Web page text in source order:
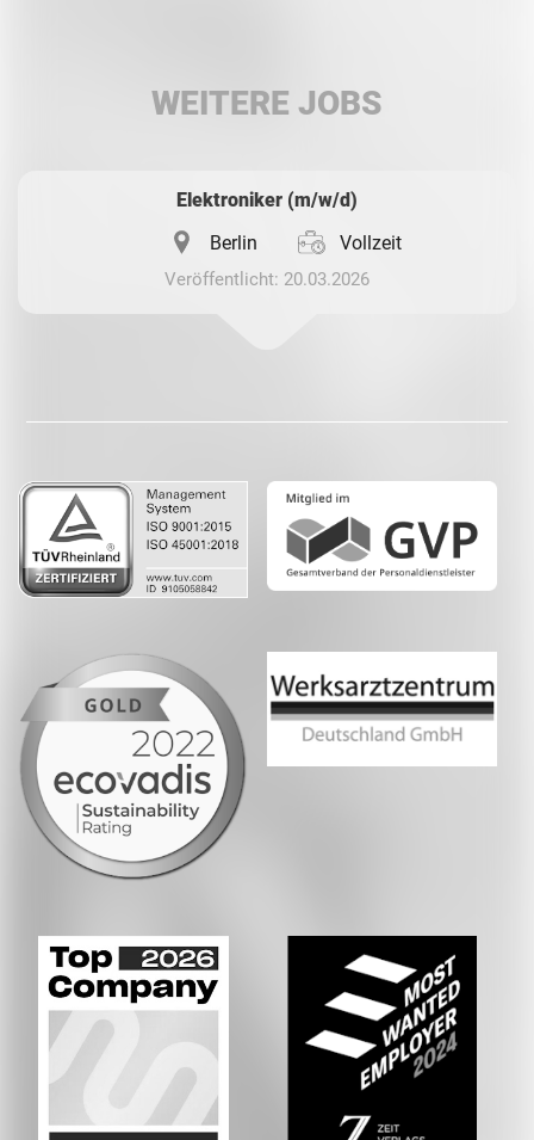
WEITERE JOBS
Elektroniker (m/w/d)
Berlin
Vollzeit
Veröffentlicht: 20.03.2026